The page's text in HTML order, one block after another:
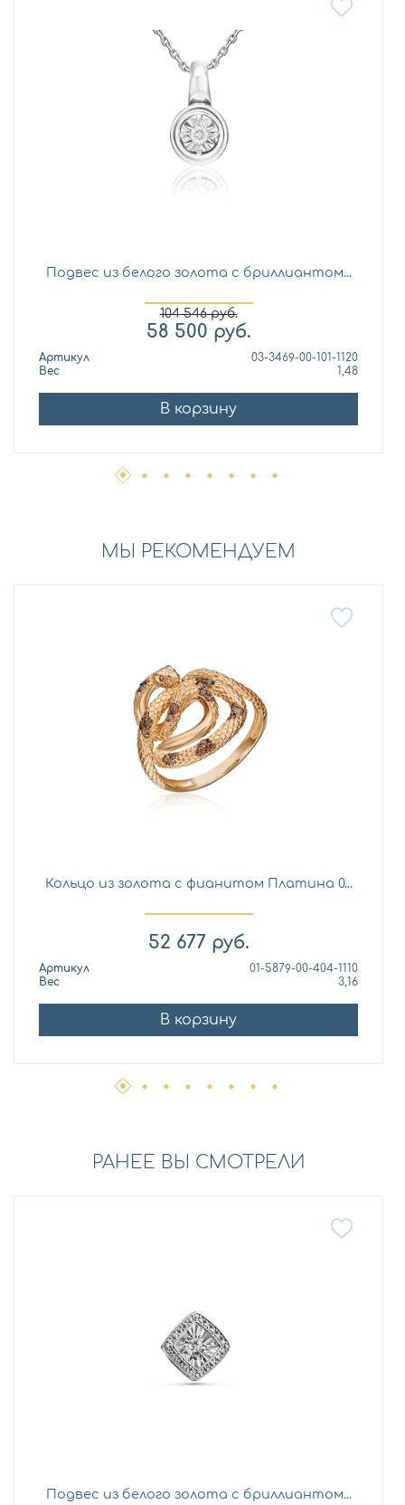
Подвес из белого золота с бриллиантом...
104 546руб.
58 500 руб.
Артикул
03-3469-00-101-1120
Вес
1,48
В корзину
МЫ РЕКОМЕНДУЕМ
Кольцо из золота с фианитом Платина 0...
52 677 руб.
Артикул
01-5879-00-404-1110
Вес
3,16
В корзину
РАНЕЕ ВЫ СМОТРЕЛИ
Подвес из белого золота с бриллиантом...